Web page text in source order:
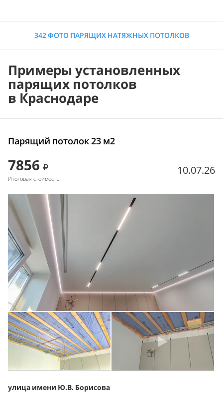
342 ФОТО ПАРЯЩИХ НАТЯЖНЫХ ПОТОЛКОВ
Примеры установленных
парящих потолков
в Краснодаре
Парящий потолок 23 м2
7856
Итоговая стоимость
10.07.26
улица имени Ю.В. Борисова